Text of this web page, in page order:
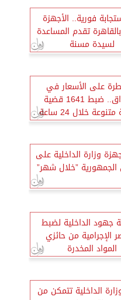
فورية.. الأجهزة
بالقاهرة تقدم المساعدة
لسيدة مسنة
على الأسعار في
الأسواق.. ضبط 1641 قضية
خلال 24 ساعة
وزارة الداخلية على
”خلال شهر”
جهود الداخلية لضبط
الإجرامية من حائزي
المواد المخدرة
الداخلية تتمكن من